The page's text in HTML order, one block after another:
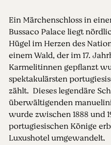
Ein Märchenschloss in
Bussaco Palace liegt
Hügel im Herzen des
einem Wald, der im 17.
Karmelitinnen gepflanzt
spektakulärsten
zählt. Dieses legendäre
überwältigenden
wurde zwischen 1888 und
portugiesischen Könige
Luxushotel umgewandelt.